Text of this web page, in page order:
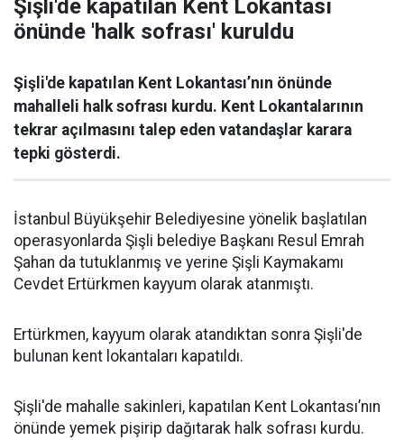
Şişli'de kapatılan Kent Lokantası
önünde 'halk sofrası' kuruldu
Şişli'de kapatılan Kent Lokantası’nın önünde
mahalleli halk sofrası kurdu. Kent Lokantalarının
tekrar açılmasını talep eden vatandaşlar karara
tepki gösterdi.
İstanbul Büyükşehir Belediyesine yönelik başlatılan
operasyonlarda Şişli belediye Başkanı Resul Emrah
Şahan da tutuklanmış ve yerine Şişli Kaymakamı
Cevdet Ertürkmen kayyum olarak atanmıştı.
Ertürkmen, kayyum olarak atandıktan sonra Şişli'de
bulunan kent lokantaları kapatıldı.
Şişli'de mahalle sakinleri, kapatılan Kent Lokantası’nın
önünde yemek pişirip dağıtarak halk sofrası kurdu.